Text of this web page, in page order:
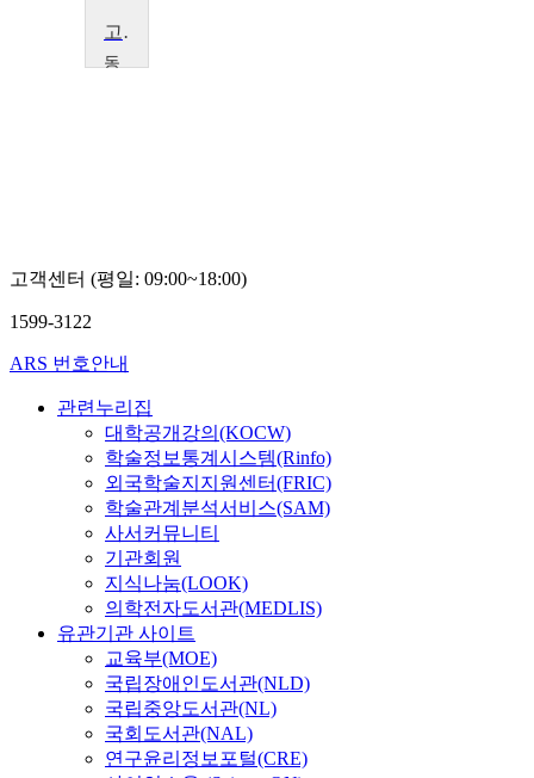
고전소설론
동
고객센터 (평일: 09:00~18:00)
1599-3122
ARS 번호안내
관련누리집
대학공개강의(KOCW)
학술정보통계시스템(Rinfo)
외국학술지지원센터(FRIC)
학술관계분석서비스(SAM)
사서커뮤니티
기관회원
지식나눔(LOOK)
의학전자도서관(MEDLIS)
유관기관 사이트
교육부(MOE)
국립장애인도서관(NLD)
국립중앙도서관(NL)
국회도서관(NAL)
연구윤리정보포털(CRE)